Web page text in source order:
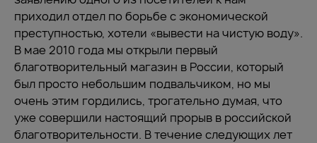
приходил отдел по борьбе с экономической
преступностью, хотели «вывести на чистую воду».
В мае 2010 года мы открыли первый
благотворительный магазин в России, который
был просто небольшим подвальчиком, но мы
очень этим гордились, трогательно думая, что
уже совершили настоящий прорыв в российской
благотворительности. В течение следующих лет